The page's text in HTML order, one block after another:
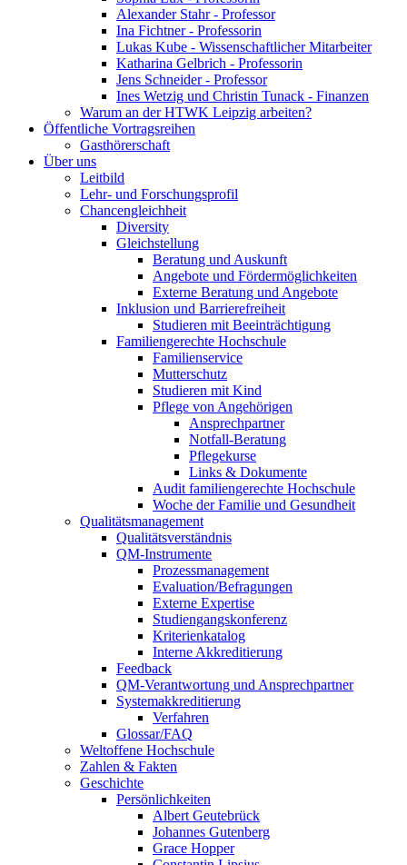
Alexander Stahr - Professor
Ina Fichtner - Professorin
Lukas Kube - Wissenschaftlicher Mitarbeiter
Katharina Gelbrich - Professorin
Jens Schneider - Professor
Ines Wetzig und Christin Tunack - Finanzen
Warum an der HTWK Leipzig arbeiten?
Öffentliche Vortragsreihen
Gasthörerschaft
Über uns
Leitbild
Lehr- und Forschungsprofil
Chancengleichheit
Diversity
Gleichstellung
Beratung und Auskunft
Angebote und Fördermöglichkeiten
Externe Beratung und Angebote
Inklusion und Barrierefreiheit
Studieren mit Beeinträchtigung
Familiengerechte Hochschule
Familienservice
Mutterschutz
Studieren mit Kind
Pflege von Angehörigen
Ansprechpartner
Notfall-Beratung
Pflegekurse
Links & Dokumente
Audit familiengerechte Hochschule
Woche der Familie und Gesundheit
Qualitätsmanagement
Qualitätsverständnis
QM-Instrumente
Prozessmanagement
Evaluation/Befragungen
Externe Expertise
Studiengangskonferenz
Kriterienkatalog
Interne Akkreditierung
Feedback
QM-Verantwortung und Ansprechpartner
Systemakkreditierung
Verfahren
Glossar/FAQ
Weltoffene Hochschule
Zahlen & Fakten
Geschichte
Persönlichkeiten
Albert Geutebrück
Johannes Gutenberg
Grace Hopper